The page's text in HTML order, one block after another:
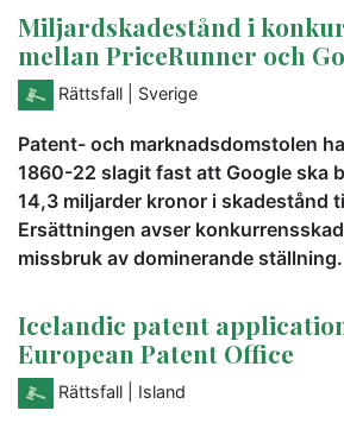
Miljardskadestånd i
mellan PriceRunner och
Rättsfall | Sverige
Patent- och marknadsdomstolen
1860-22 slagit fast att Google ska
14,3 miljarder kronor i skadestånd
Ersättningen avser
missbruk av dominerande ställning.
Icelandic patent
European Patent Office
Rättsfall | Island